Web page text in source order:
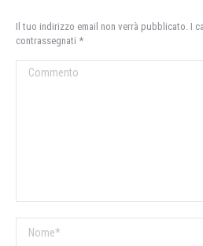
Il tuo indirizzo email non verrà pubblicato. I
contrassegnati *
Commento
Nome *